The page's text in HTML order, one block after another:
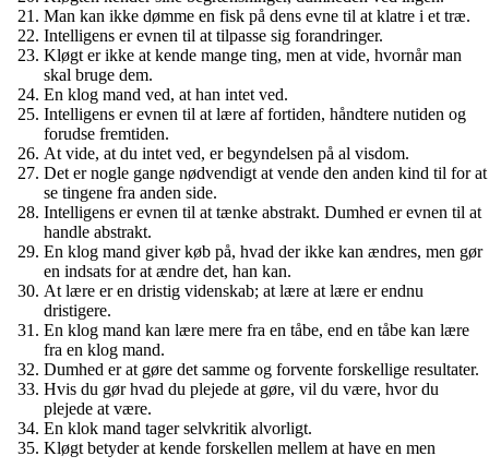
Man kan ikke dømme en fisk på dens evne til at klatre i et træ.
Intelligens er evnen til at tilpasse sig forandringer.
Kløgt er ikke at kende mange ting, men at vide, hvornår man
skal bruge dem.
En klog mand ved, at han intet ved.
Intelligens er evnen til at lære af fortiden, håndtere nutiden og
forudse fremtiden.
At vide, at du intet ved, er begyndelsen på al visdom.
Det er nogle gange nødvendigt at vende den anden kind til for at
se tingene fra anden side.
Intelligens er evnen til at tænke abstrakt. Dumhed er evnen til at
handle abstrakt.
En klog mand giver køb på, hvad der ikke kan ændres, men gør
en indsats for at ændre det, han kan.
At lære er en dristig videnskab; at lære at lære er endnu
dristigere.
En klog mand kan lære mere fra en tåbe, end en tåbe kan lære
fra en klog mand.
Dumhed er at gøre det samme og forvente forskellige resultater.
Hvis du gør hvad du plejede at gøre, vil du være, hvor du
plejede at være.
En klok mand tager selvkritik alvorligt.
Kløgt betyder at kende forskellen mellem at have en men